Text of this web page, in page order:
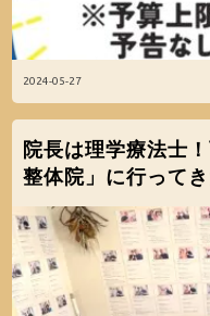
2024-05-27
院長は理学療法士
整体院」に行ってき